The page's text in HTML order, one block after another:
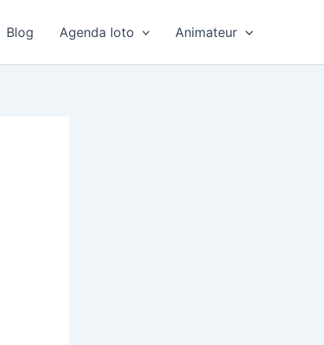
Blog Agenda loto Animateur